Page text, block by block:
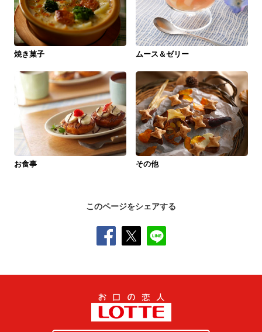
焼き菓子 ムース＆ゼリー
お食事 その他
このページをシェアする